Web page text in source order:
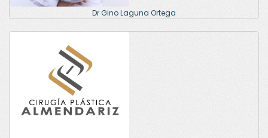
Dr Gino Laguna Ortega